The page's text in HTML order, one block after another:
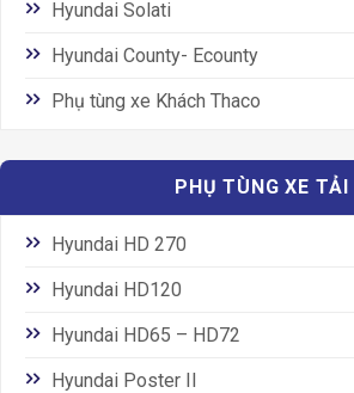
Hyundai Solati
Hyundai County- Ecounty
Phụ tùng xe Khách Thaco
PHỤ TÙNG XE TẢI
Hyundai HD 270
Hyundai HD120
Hyundai HD65 – HD72
Hyundai Poster II